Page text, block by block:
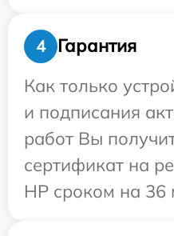
4
Гарантия
Как только
и подписания
работ Вы
сертификат на
HP сроком на 36